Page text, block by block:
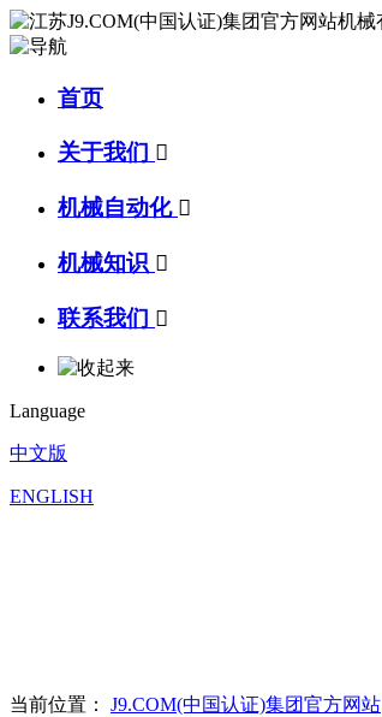
首页
关于我们 
机械自动化 
机械知识 
联系我们 
Language
中文版
ENGLISH
当前位置： J9.COM(中国认证)集团官方网站